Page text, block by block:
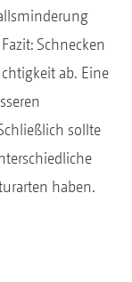
Schnecken
ab. Eine
sollte
haben.